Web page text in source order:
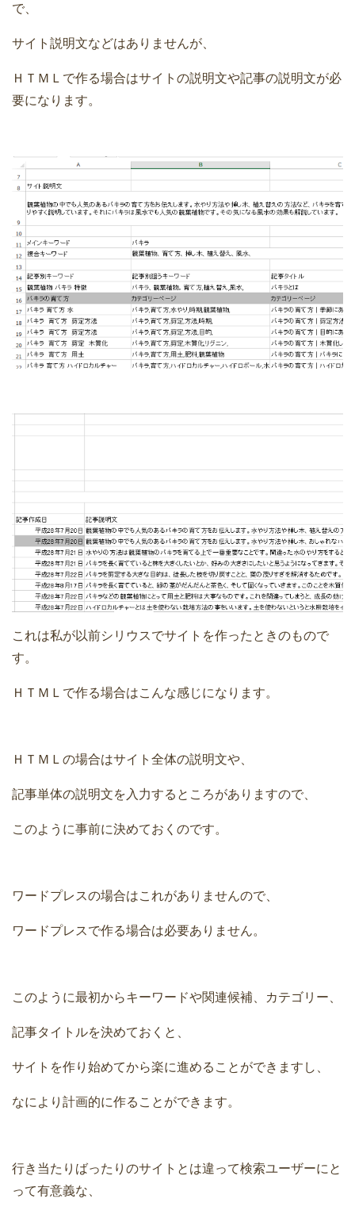
で、
サイト説明文などはありませんが、
ＨＴＭＬで作る場合はサイトの説明文や記事の説明文が必
要になります。
これは私が以前シリウスでサイトを作ったときのもので
す。
ＨＴＭＬで作る場合はこんな感じになります。
ＨＴＭＬの場合はサイト全体の説明文や、
記事単体の説明文を入力するところがありますので、
このように事前に決めておくのです。
ワードプレスの場合はこれがありませんので、
ワードプレスで作る場合は必要ありません。
このように最初からキーワードや関連候補、カテゴリー、
記事タイトルを決めておくと、
サイトを作り始めてから楽に進めることができますし、
なにより計画的に作ることができます。
行き当たりばったりのサイトとは違って検索ユーザーにと
って有意義な、